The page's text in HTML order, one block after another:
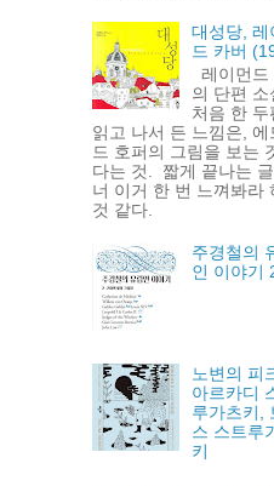
대성당, 레
드 카버
레이먼드
의 단편 소
처음 한 두
읽고 나서 든 느낌은, 에
드 호퍼의 그림을 보는
다는 것. 짧게 끝나는 글
너 이거 한 번 느껴봐라
것 같다.
주경철의
인 이야기
노변의 피
아르카디
루가츠키,
스 스트루
키